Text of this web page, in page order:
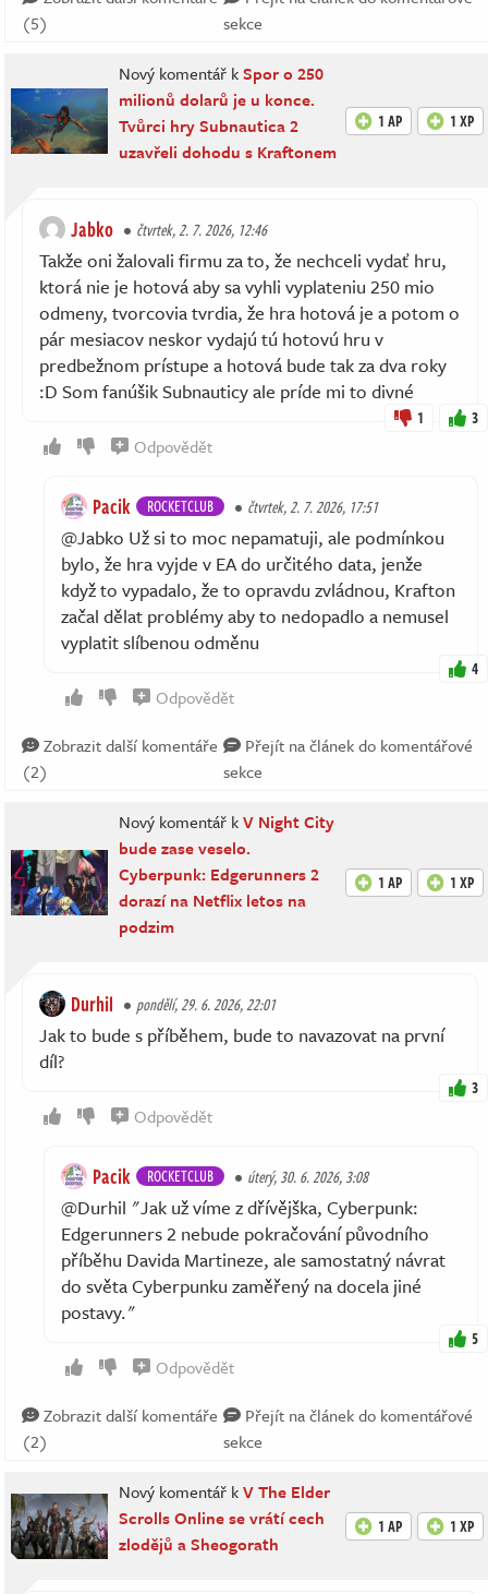
(5)
sekce
Nový komentář kSpor o 250
milionů dolarů je u konce.
Tvůrci hry Subnautica 2
uzavřeli dohodu s Kraftonem
1 AP 1 XP
Jabko čtvrtek, 2. 7. 2026, 12:46
Takže oni žalovali firmu za to, že nechceli vydať hru,
ktorá nie je hotová aby sa vyhli vyplateniu 250 mio
odmeny, tvorcovia tvrdia, že hra hotová je a potom o
pár mesiacov neskor vydajú tú hotovú hru v
predbežnom prístupe a hotová bude tak za dva roky
:D Som fanúšik Subnauticy ale príde mi to divné
1 3
Odpovědět
Pacik ROCKETCLUB čtvrtek, 2. 7. 2026, 17:51
@Jabko Už si to moc nepamatuji, ale podmínkou
bylo, že hra vyjde v EA do určitého data, jenže
když to vypadalo, že to opravdu zvládnou, Krafton
začal dělat problémy aby to nedopadlo a nemusel
vyplatit slíbenou odměnu
4
Odpovědět
Zobrazit další komentáře
(2)
Přejít na článek do komentářové
sekce
Nový komentář kV Night City
bude zase veselo.
Cyberpunk: Edgerunners 2
dorazí na Netflix letos na
podzim
1 AP 1 XP
Durhil pondělí, 29. 6. 2026, 22:01
Jak to bude s příběhem, bude to navazovat na první
díl?
3
Odpovědět
Pacik ROCKETCLUB úterý, 30. 6. 2026, 3:08
@Durhil "Jak už víme z dřívějška, Cyberpunk:
Edgerunners 2 nebude pokračování původního
příběhu Davida Martineze, ale samostatný návrat
do světa Cyberpunku zaměřený na docela jiné
postavy."
5
Odpovědět
Zobrazit další komentáře
(2)
Přejít na článek do komentářové
sekce
Nový komentář kV The Elder
Scrolls Online se vrátí cech
zlodějů a Sheogorath
1 AP 1 XP